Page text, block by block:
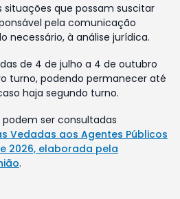
situações que possam suscitar
pela comunicação
necessário, à análise jurídica.
de 4 de julho a 4 de outubro
turno, podendo permanecer até
haja segundo turno.
ser consultadas
Vedadas aos Agentes Públicos
2026, elaborada pela
.